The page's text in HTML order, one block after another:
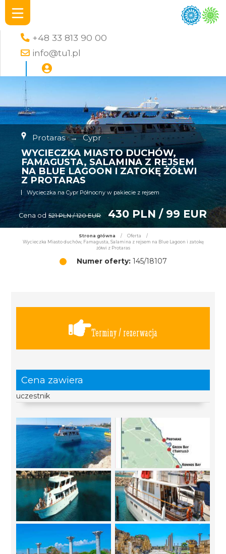
+48 33 813 90 00
info@tu1.pl
Protaras → Cypr
WYCIECZKA MIASTO DUCHÓW,
FAMAGUSTA, SALAMINA Z REJSEM
NA BLUE LAGOON I ZATOKĘ ŻÓŁWI
Z PROTARAS
Wycieczka na Cypr Północny w pakiecie z rejsem
Cena od 521 PLN / 120 EUR 430 PLN / 99 EUR
Strona główna / Oferta
/
Wycieczka Miasto duchów, Famagusta, Salamina z rejsem na Blue Lagoon i zatokę
żółwi z Protaras
Numer oferty:145/18107
Terminy / rezerwacja
Cena zawiera
uczestnik